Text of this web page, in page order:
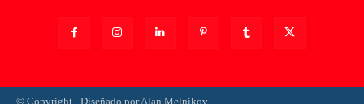
© Copyright - Diseñado por Alan Melnikov